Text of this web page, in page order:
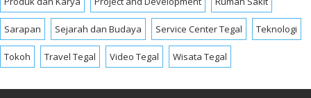
Sarapan Sejarah dan Budaya Service Center Tegal Teknologi
Tokoh Travel Tegal Video Tegal Wisata Tegal